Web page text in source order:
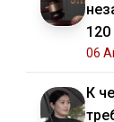
06
К